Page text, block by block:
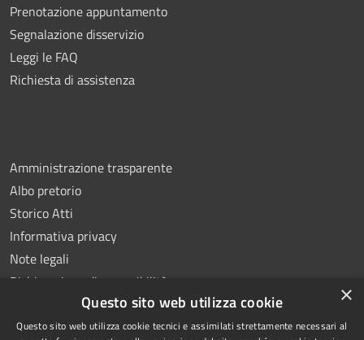
Prenotazione appuntamento
Segnalazione disservizio
Leggi le FAQ
Richiesta di assistenza
Amministrazione trasparente
Albo pretorio
Storico Atti
Informativa privacy
Note legali
Dichiarazione di accessibilità
×
Questo sito web utilizza cookie
Questo sito web utilizza cookie tecnici e assimilati strettamente necessari al